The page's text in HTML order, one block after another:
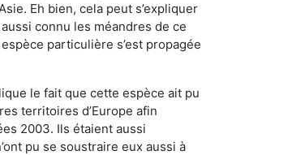
Eh bien, cela peut s’expliquer
connu les méandres de ce
particulière s’est propagée
le fait que cette espèce ait pu
territoires d’Europe afin
2003. Ils étaient aussi
pu se soustraire eux aussi à